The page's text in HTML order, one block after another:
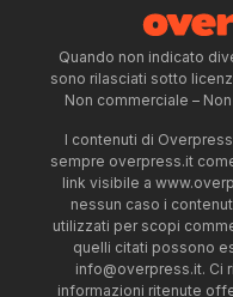
Quando non indicato
sono rilasciati sotto
Non commerciale –
I contenuti di
sempre overpress.it
link visibile a
nessun caso i
utilizzati per scopi
quelli citati possono
info@overpress.it. Ci
informazioni ritenute